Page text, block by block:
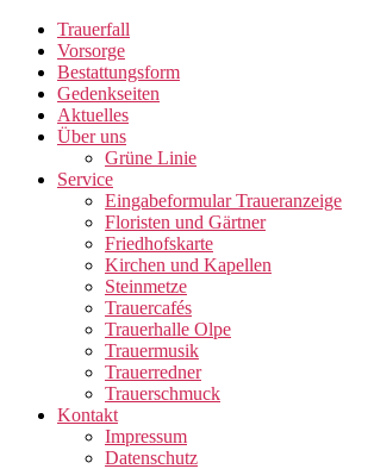
Trauerfall
Vorsorge
Bestattungsform
Gedenkseiten
Aktuelles
Über uns
Grüne Linie
Service
Eingabeformular Traueranzeige
Floristen und Gärtner
Friedhofskarte
Kirchen und Kapellen
Steinmetze
Trauercafés
Trauerhalle Olpe
Trauermusik
Trauerredner
Trauerschmuck
Kontakt
Impressum
Datenschutz